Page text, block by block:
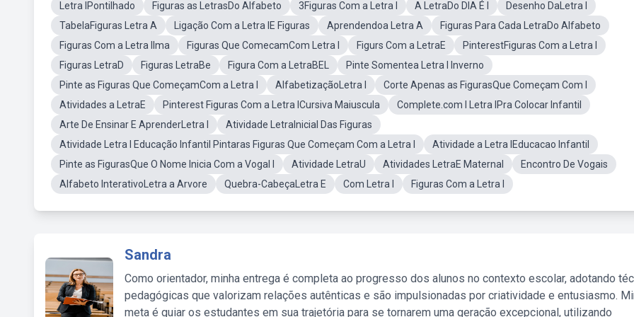
Letra IPontilhado
Figuras as LetrasDo Alfabeto 3Figuras Com a Letra I A LetraDo DIA É I
Desenho DaLetra I
TabelaFiguras Letra A
Ligação Com a Letra IE Figuras Aprendendoa Letra A
Figuras Para Cada LetraDo Alfabeto
Figuras Com a Letra IIma
Figuras Que ComecamCom Letra I Figurs Com a LetraE
PinterestFiguras Com a Letra I
Figuras LetraD
Figuras LetraBe Figura Com a LetraBEL
Pinte Somentea Letra I Inverno
Pinte as Figuras Que ComeçamCom a Letra I
AlfabetizaçãoLetra I
Corte Apenas as FigurasQue Começam Com I
Atividades a LetraE
Pinterest Figuras Com a Letra ICursiva Maiuscula
Complete.com I Letra IPra Colocar Infantil
Arte De Ensinar E AprenderLetra I
Atividade LetraInicial Das Figuras
Atividade Letra I Educação Infantil Pintaras Figuras Que Começam Com a Letra I
Atividade a Letra IEducacao Infantil
Pinte as FigurasQue O Nome Inicia Com a Vogal I
Atividade LetraU Atividades LetraE Maternal
Encontro De Vogais
Alfabeto InterativoLetra a Arvore
Quebra-CabeçaLetra E Com Letra I Figuras Com a Letra I
Sandra
Como orientador, minha entrega é completa ao progresso dos alunos no contexto escolar, adotando
pedagógicas que valorizam relações autênticas e são impulsionadas por criatividade e entusiasmo.
meta é guiar os estudantes em sua trajetória para se tornarem uma geração excepcional, utilizando